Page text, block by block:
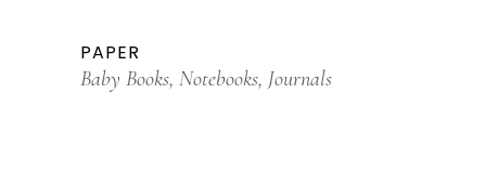
PAPER
Baby Books, Notebooks, Journals